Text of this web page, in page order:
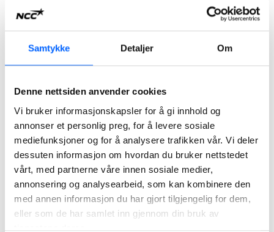
Samtykke Detaljer Om
Denne nettsiden anvender cookies
Vi bruker informasjonskapsler for å gi innhold og
annonser et personlig preg, for å levere sosiale
mediefunksjoner og for å analysere trafikken vår. Vi deler
dessuten informasjon om hvordan du bruker nettstedet
vårt, med partnerne våre innen sosiale medier,
annonsering og analysearbeid, som kan kombinere den
med annen informasjon du har gjort tilgjengelig for dem,
eller som de har samlet inn gjennom din bruk av
Våre løsninger og tjenester
– fra utvalgte tjenester til helhetlige løsninger for
prosjektene dine.